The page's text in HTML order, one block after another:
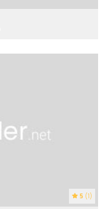
5 (1)